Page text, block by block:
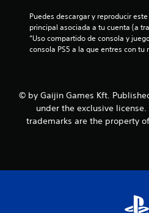
Puedes descargar y reproducir
principal asociada a tu cuenta (a
“Uso compartido de consola y
consola PS5 a la que entres con tu
© by Gaijin Games Kft.
under the exclusive
trademarks are the property